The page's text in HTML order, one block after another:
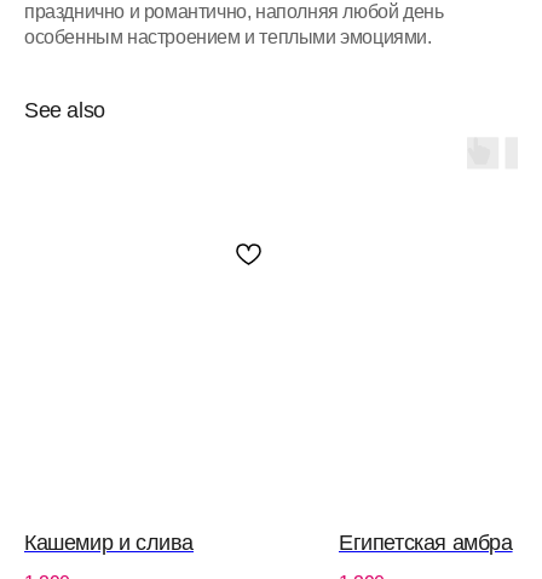
празднично и романтично, наполняя любой день
особенным настроением и теплыми эмоциями.
See also
Кашемир и слива Египетская амбра